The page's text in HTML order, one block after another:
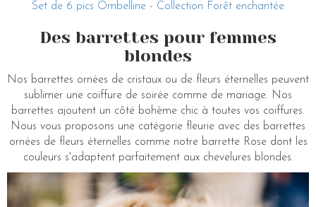
Set de 6 pics Ombelline - Collection Forêt enchantée
Des barrettes pour femmes
blondes
Nos barrettes ornées de cristaux ou de fleurs éternelles peuvent
sublimer une coiffure de soirée comme de mariage. Nos
barrettes ajoutent un côté bohème chic à toutes vos coiffures.
Nous vous proposons une catégorie fleurie avec des barrettes
ornées de fleurs éternelles comme notre barrette Rose dont les
couleurs s'adaptent parfaitement aux chevelures blondes.